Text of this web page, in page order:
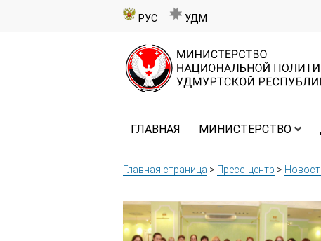
РУС УДМ
ГЛАВНАЯ МИНИСТЕРСТВО
Главная страница > Пресс-центр >